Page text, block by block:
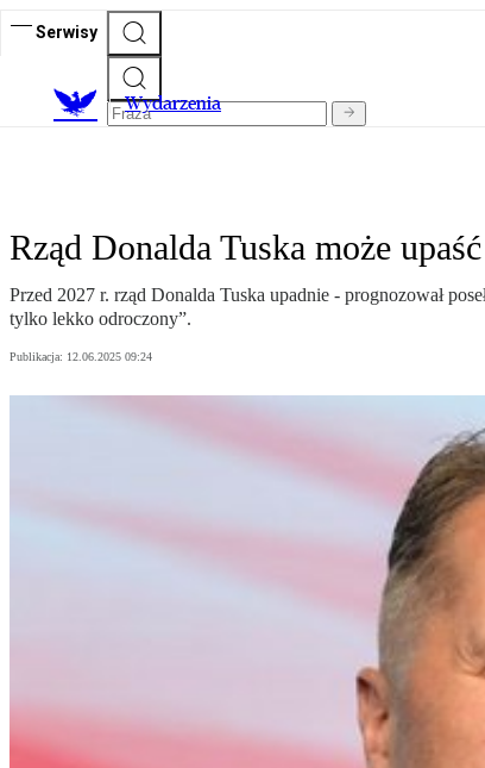
Serwisy
Wydarzenia
Rząd Donalda Tuska może
Przed 2027 r. rząd Donalda Tuska upadnie - prognozował
tylko lekko odroczony”.
Publikacja: 12.06.2025 09:24